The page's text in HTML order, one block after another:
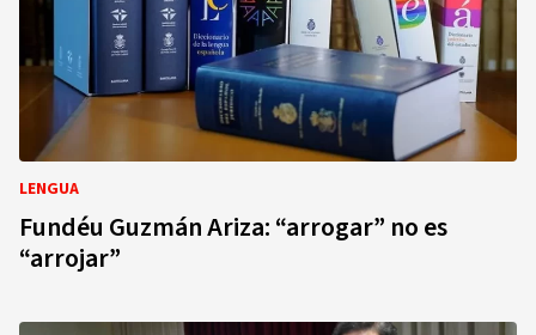
LENGUA
Fundéu Guzmán Ariza: “arrogar” no es
“arrojar”